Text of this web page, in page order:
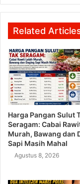
Related
Harga Pangan Sulut
Seragam: Cabai
Murah, Bawang dan
Sapi Masih Mahal
Agustus 8, 2026